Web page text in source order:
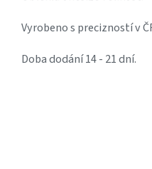
Vyrobeno s precizností v
Doba dodání 14 - 21 dní.